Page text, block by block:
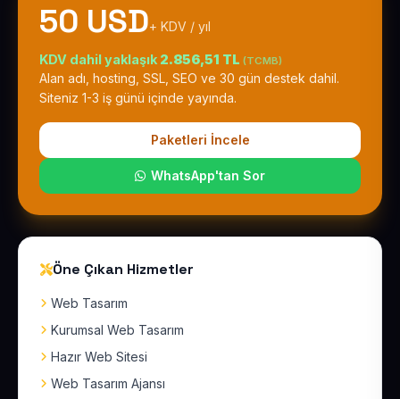
50 USD+ KDV / yıl
KDV dahil yaklaşık 2.856,51 TL (TCMB)
Alan adı, hosting, SSL, SEO ve 30 gün destek dahil.
Siteniz 1-3 iş günü içinde yayında.
Paketleri İncele
WhatsApp'tan Sor
Öne Çıkan Hizmetler
Web Tasarım
Kurumsal Web Tasarım
Hazır Web Sitesi
Web Tasarım Ajansı